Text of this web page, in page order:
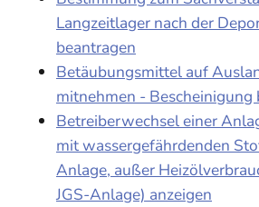
Langzeitlager nach der
beantragen
Betäubungsmittel auf
mitnehmen - Bescheinigung
Betreiberwechsel einer
mit wassergefährdenden
Anlage, außer
JGS-Anlage) anzeigen